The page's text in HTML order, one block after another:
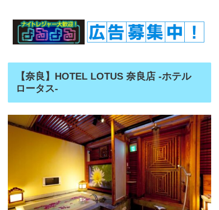
【奈良】HOTEL LOTUS 奈良店 -ホテル
ロータス-